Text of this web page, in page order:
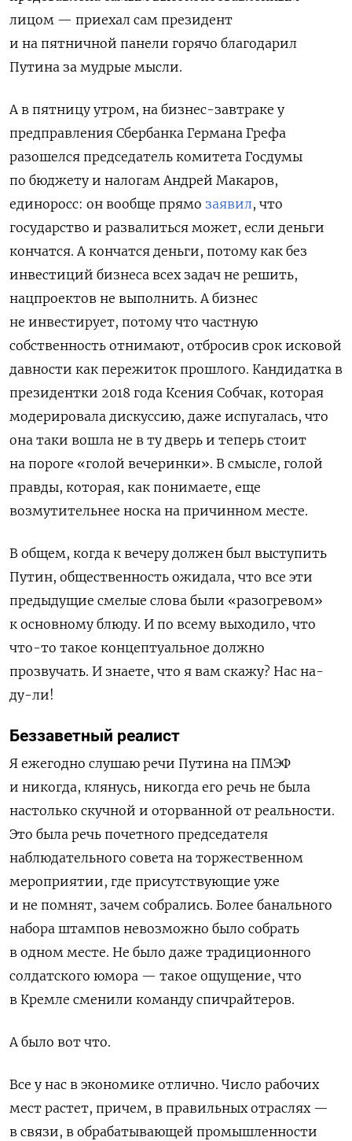
лицом — приехал сам президент
и на пятничной панели горячо благодарил
Путина за мудрые мысли.
А в пятницу утром, на бизнес-завтраке у
предправления Сбербанка Германа Грефа
разошелся председатель комитета Госдумы
по бюджету и налогам Андрей Макаров,
единоросс: он вообще прямо заявил, что
государство и развалиться может, если деньги
кончатся. А кончатся деньги, потому как без
инвестиций бизнеса всех задач не решить,
нацпроектов не выполнить. А бизнес
не инвестирует, потому что частную
собственность отнимают, отбросив срок исковой
давности как пережиток прошлого. Кандидатка в
президентки 2018 года Ксения Собчак, которая
модерировала дискуссию, даже испугалась, что
она таки вошла не в ту дверь и теперь стоит
на пороге «голой вечеринки». В смысле, голой
правды, которая, как понимаете, еще
возмутительнее носка на причинном месте.
В общем, когда к вечеру должен был выступить
Путин, общественность ожидала, что все эти
предыдущие смелые слова были «разогревом»
к основному блюду. И по всему выходило, что
что-то такое концептуальное должно
прозвучать. И знаете, что я вам скажу? Нас на-
ду-ли!
Беззаветный реалист
Я ежегодно слушаю речи Путина на ПМЭФ
и никогда, клянусь, никогда его речь не была
настолько скучной и оторванной от реальности.
Это была речь почетного председателя
наблюдательного совета на торжественном
мероприятии, где присутствующие уже
и не помнят, зачем собрались. Более банального
набора штампов невозможно было собрать
в одном месте. Не было даже традиционного
солдатского юмора — такое ощущение, что
в Кремле сменили команду спичрайтеров.
А было вот что.
Все у нас в экономике отлично. Число рабочих
мест растет, причем, в правильных отраслях —
в связи, в обрабатывающей промышленности